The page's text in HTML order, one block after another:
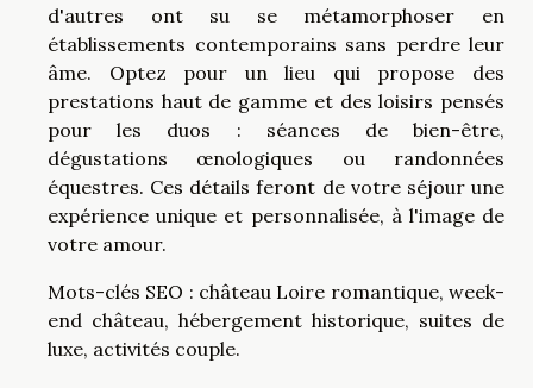
d'autres ont su se métamorphoser en
établissements contemporains sans perdre leur
âme. Optez pour un lieu qui propose des
prestations haut de gamme et des loisirs pensés
pour les duos : séances de bien-être,
dégustations œnologiques ou randonnées
équestres. Ces détails feront de votre séjour une
expérience unique et personnalisée, à l'image de
votre amour.
Mots-clés SEO : château Loire romantique, week-
end château, hébergement historique, suites de
luxe, activités couple.